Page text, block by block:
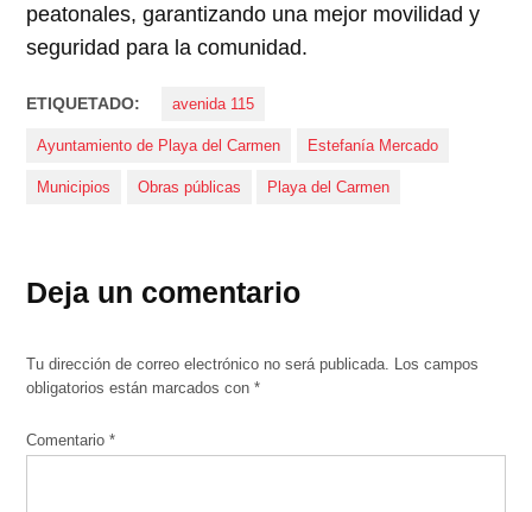
peatonales, garantizando una mejor movilidad y
seguridad para la comunidad.
ETIQUETADO: avenida 115
Ayuntamiento de Playa del Carmen Estefanía Mercado
Municipios Obras públicas Playa del Carmen
Deja un comentario
Tu dirección de correo electrónico no será publicada. Los campos
obligatorios están marcados con*
Comentario*